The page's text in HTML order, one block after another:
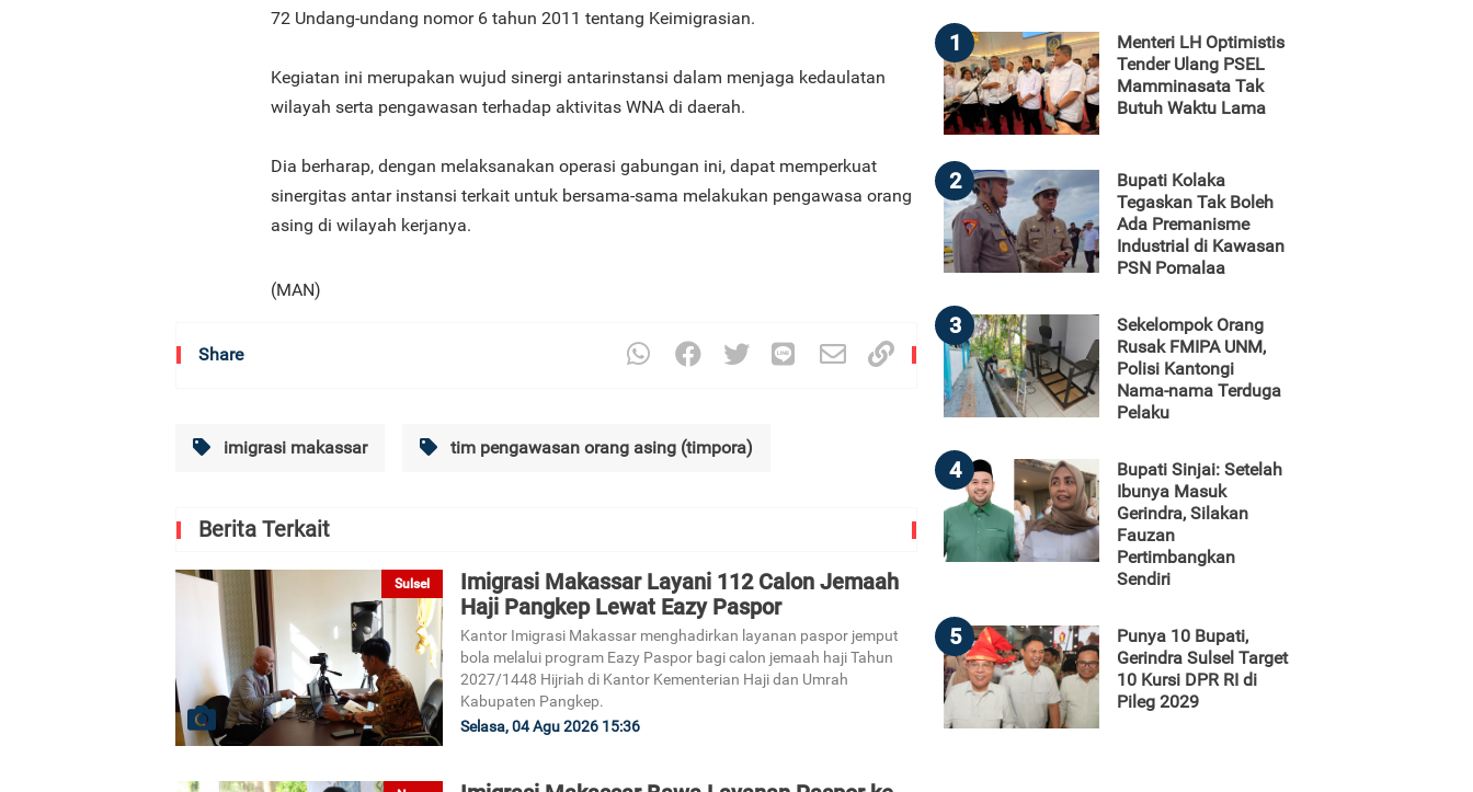
72 Undang-undang nomor 6 tahun 2011 tentang Keimigrasian.
Kegiatan ini merupakan wujud sinergi antarinstansi dalam menjaga kedaulatan
wilayah serta pengawasan terhadap aktivitas WNA di daerah.
Dia berharap, dengan melaksanakan operasi gabungan ini, dapat memperkuat
sinergitas antar instansi terkait untuk bersama-sama melakukan pengawasa orang
asing di wilayah kerjanya.
(MAN)
Share
imigrasi makassar tim pengawasan orang asing (timpora)
Berita Terkait
Sulsel
Imigrasi Makassar Layani 112 Calon Jemaah
Haji Pangkep Lewat Eazy Paspor
Kantor Imigrasi Makassar menghadirkan layanan paspor jemput
bola melalui program Eazy Paspor bagi calon jemaah haji Tahun
2027/1448 Hijriah di Kantor Kementerian Haji dan Umrah
Kabupaten Pangkep.
Selasa, 04 Agu 2026 15:36
1
Menteri LH Optimistis
Tender Ulang PSEL
Mamminasata Tak
Butuh Waktu Lama
2
Bupati Kolaka
Tegaskan Tak Boleh
Ada Premanisme
Industrial di Kawasan
PSN Pomalaa
3
Sekelompok Orang
Rusak FMIPA UNM,
Polisi Kantongi
Nama-nama Terduga
Pelaku
4
Bupati Sinjai: Setelah
Ibunya Masuk
Gerindra, Silakan
Fauzan
Pertimbangkan
Sendiri
5
Punya 10 Bupati,
Gerindra Sulsel Target
10 Kursi DPR RI di
Pileg 2029